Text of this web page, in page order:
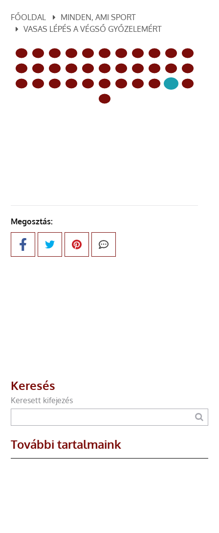
FŐOLDAL
MINDEN, AMI SPORT
VASAS LÉPÉS A VÉGSŐ GYŐZELEMÉRT
Megosztás:
Keresés
Keresett kifejezés
További tartalmaink